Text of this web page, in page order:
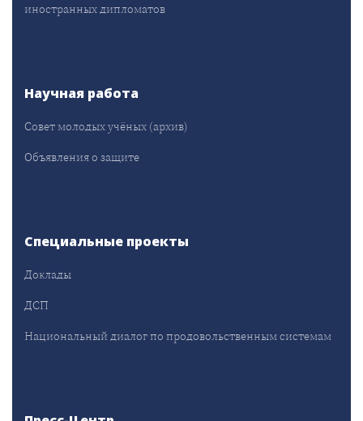
иностранных дипломатов
Научная работа
Совет молодых учёных (архив)
Объявления о защите
Специальные проекты
Доклады
ДСП
Национальный диалог по продовольственным системам